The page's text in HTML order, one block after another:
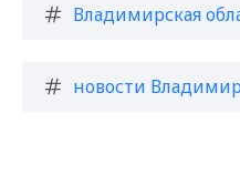
Владимирская
новости